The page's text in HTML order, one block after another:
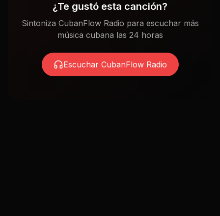
¿Te gustó esta canción?
Sintoniza CubanFlow Radio para escuchar más
música cubana las 24 horas
Escuchar CubanFlow Radio